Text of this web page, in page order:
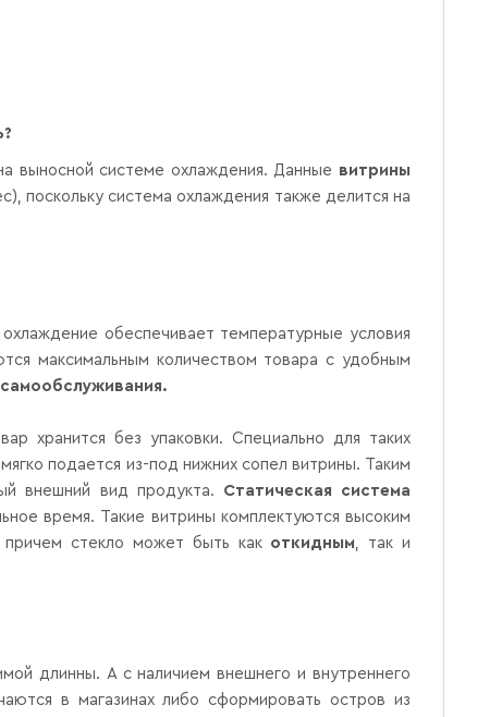
выносной системе охлаждения. Данные витрины
поскольку система охлаждения также делится на
обеспечивает температурные условия
максимальным количеством товара с удобным
хранится без упаковки. Специально для таких
подается из-под нижних сопел витрины. Таким
внешний вид продукта. Статическая система
время. Такие витрины комплектуются высоким
причем стекло может быть как откидным, так и
длинны. А с наличием внешнего и внутреннего
в магазинах либо сформировать остров из